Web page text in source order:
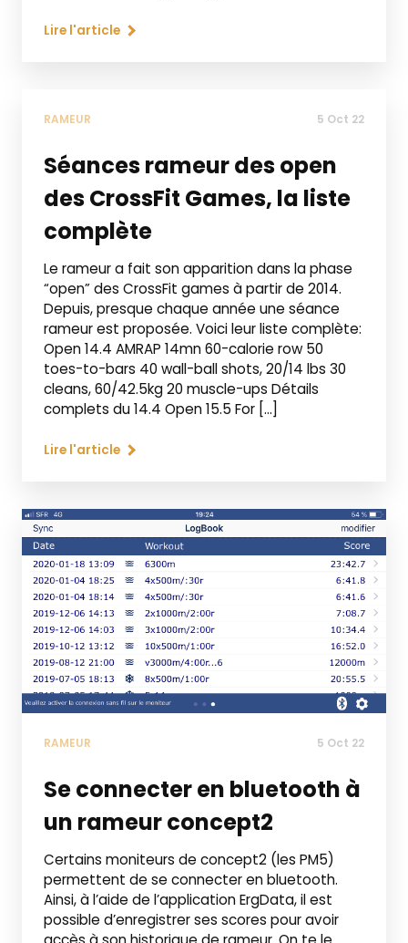
Lire l'article
RAMEUR 5 Oct 22
Séances rameur des open
des CrossFit Games, la liste
complète
Le rameur a fait son apparition dans la phase
“open” des CrossFit games à partir de 2014.
Depuis, presque chaque année une séance
rameur est proposée. Voici leur liste complète:
Open 14.4 AMRAP 14mn 60-calorie row 50
toes-to-bars 40 wall-ball shots, 20/14 lbs 30
cleans, 60/42.5kg 20 muscle-ups Détails
complets du 14.4 Open 15.5 For […]
Lire l'article
RAMEUR 5 Oct 22
Se connecter en bluetooth à
un rameur concept2
Certains moniteurs de concept2 (les PM5)
permettent de se connecter en bluetooth.
Ainsi, à l’aide de l’application ErgData, il est
possible d’enregistrer ses scores pour avoir